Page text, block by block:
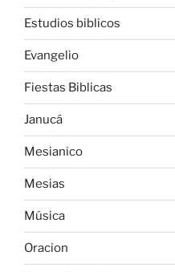
Estudios biblicos
Evangelio
Fiestas Biblicas
Janucá
Mesianico
Mesias
Música
Oracion